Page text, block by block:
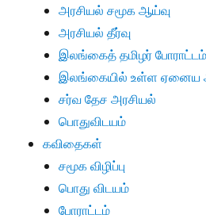
அரசியல் சமூக ஆய்வு
அரசியல் தீர்வு
இலங்கைத் தமிழர் போராட்டம்
இலங்கையில் உள்ள ஏனைய
சர்வ தேச அரசியல்
பொதுவிடயம்
கவிதைகள்
சமூக விழிப்பு
பொது விடயம்
போராட்டம்